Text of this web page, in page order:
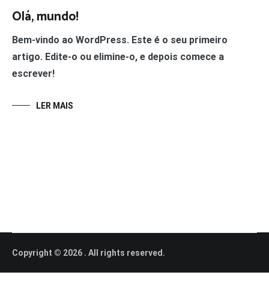
Olá, mundo!
Bem-vindo ao WordPress. Este é o seu primeiro
artigo. Edite-o ou elimine-o, e depois comece a
escrever!
LER MAIS
Copyright © 2026 . All rights reserved.